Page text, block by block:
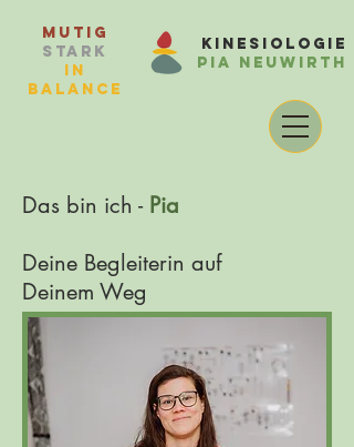
Kinesiologie
Pia Neuwirth
Mutig
Stark
in
balance
Das bin ich - Pia
Deine Begleiterin auf
Deinem Weg